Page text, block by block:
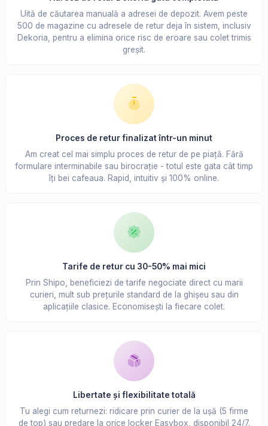
Uită de căutarea manuală a adresei de depozit. Avem peste
500 de magazine cu adresele de retur deja în sistem, inclusiv
Dekoria, pentru a elimina orice risc de eroare sau colet trimis
greșit.
Proces de retur finalizat într-un minut
Am creat cel mai simplu proces de retur de pe piață. Fără
formulare interminabile sau birocrație - totul este gata cât timp
îți bei cafeaua. Rapid, intuitiv și 100% online.
Tarife de retur cu 30-50% mai mici
Prin Shipo, beneficiezi de tarife negociate direct cu marii
curieri, mult sub prețurile standard de la ghișeu sau din
aplicațiile clasice. Economisești la fiecare colet.
Libertate și flexibilitate totală
Tu alegi cum returnezi: ridicare prin curier de la ușă (5 firme
de top) sau predare la orice locker Easybox, disponibil 24/7.